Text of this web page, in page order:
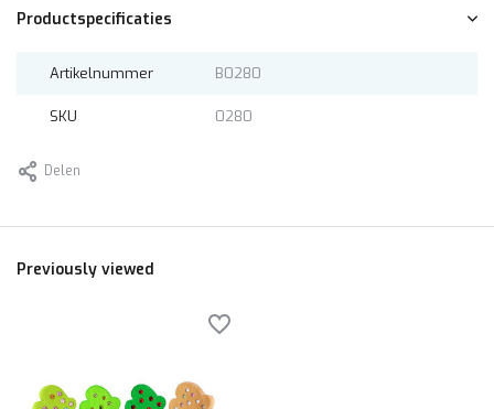
Productspecificaties
Artikelnummer B0280
SKU 0280
Delen
Previously viewed